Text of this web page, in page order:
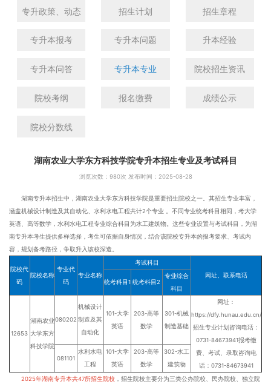
专升政策、动态 招生计划 招生章程
专升本报考 专升本问题 升本经验
专升本问答 专升本专业 院校招生资讯
院校考纲 报名缴费 成绩公示
院校分数线
湖南农业大学东方科技学院专升本招生专业及考试科目
浏览次数： 980次 发布时间：2025-08-28
湖南专升本招生中，湖南农业大学东方科技学院是重要招生院校之一。其招生专业丰富，
涵盖机械设计制造及其自动化、水利水电工程共计2个专业 。不同专业统考科目相同，考大学
英语、高等数学，水利水电工程专业综合科目为水工建筑物。这些专业设置与考试科目，为湖
南专升本考生提供多样选择，考生可依据自身情况，结合该院校专升本的报考要求、考试内
容，规划备考路径，争取升入该校深造。
院校代
码
院校名称
专业代
码
专业名称
考试科目
网址、联系电话
统考科目1 统考科目2
专业综合
科目
12653
湖南农业
大学东方
科技学院
080202
机械设计
制造及其
自动化
101-大学
英语
203-高等
数学
301-机械
制造基础
网址：
https://dfy.hunau.edu.cn/
招生专业计划咨询电话：
0731-84673941报考缴
费、考试、录取咨询电
话：0731-84673941
081101
水利水电
工程
101-大学
英语
203-高等
数学
302-水工
建筑物
2025年湖南专升本共47所招生院校，招生院校主要分为三类公办院校、民办院校、独立院